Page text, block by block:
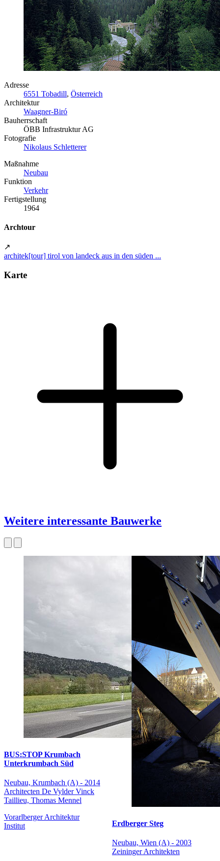
Adresse
6551 Tobadill, Österreich
Architektur
Waagner-Biró
Bauherrschaft
ÖBB Infrastruktur AG
Fotografie
Nikolaus Schletterer
Maßnahme
Neubau
Funktion
Verkehr
Fertigstellung
1964
Archtour
↗
architek[tour] tirol von landeck aus in den süden ...
Karte
Weitere interessante Bauwerke
BUS:STOP Krumbach
Unterkrumbach Süd
Neubau, Krumbach (A) - 2014
Architecten De Vylder Vinck
Taillieu, Thomas Mennel
Vorarlberger Architektur
Institut
Erdberger Steg
Neubau, Wien (A) - 2003
Zeininger Architekten